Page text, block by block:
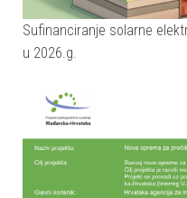
Sufinanciranje solarne
u 2026.g.